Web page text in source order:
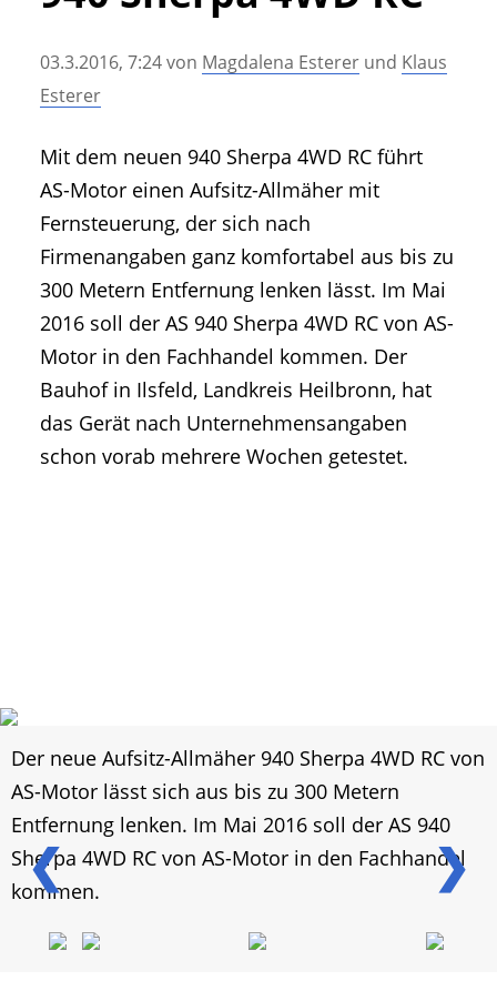
• Geschichte und Geschichten
• Messen und Veranstaltungen
• Mitteilung der Redaktion
• Artikel nach Hersteller/Marke
03.3.2016, 7:24von Magdalena Esterer und Klaus
Esterer
Mit dem neuen 940 Sherpa 4WD RC führt
AS-Motor einen Aufsitz-Allmäher mit
Fernsteuerung, der sich nach
Firmenangaben ganz komfortabel aus bis zu
300 Metern Entfernung lenken lässt. Im Mai
2016 soll der AS 940 Sherpa 4WD RC von AS-
Motor in den Fachhandel kommen. Der
Bauhof in Ilsfeld, Landkreis Heilbronn, hat
das Gerät nach Unternehmensangaben
schon vorab mehrere Wochen getestet.
❮ ❯
Der neue Aufsitz-Allmäher 940 Sherpa 4WD RC von
AS-Motor lässt sich aus bis zu 300 Metern
Entfernung lenken. Im Mai 2016 soll der AS 940
Sherpa 4WD RC von AS-Motor in den Fachhandel
kommen.